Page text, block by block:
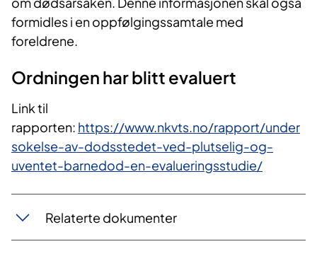
formidles i en oppfølgingssamtale med
foreldrene.​
​​Ordningen har blitt evaluert​
Link til
rapporten: https://www.nkvts.no/rapport/under
sokelse-av-dodsstedet-ved-plutselig-og-
uventet-barnedod-en-evalueringsstudie/
Relaterte dokumenter